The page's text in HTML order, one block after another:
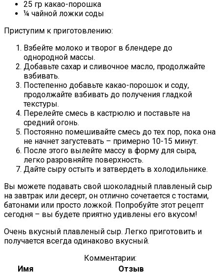
25 гр какао-порошка
¼ чайной ложки соды
Приступим к приготовлению:
Взбейте молоко и творог в блендере до
однородной массы.
Добавьте сахар и сливочное масло, продолжайте
взбивать.
Постепенно добавьте какао-порошок и соду,
продолжайте взбивать до получения гладкой
текстуры.
Перелейте смесь в кастрюлю и поставьте на
средний огонь.
Постоянно помешивайте смесь до тех пор, пока она
не начнет загустевать – примерно 10-15 минут.
После этого вылейте массу в форму для сыра,
легко разровняйте поверхность.
Дайте сыру остыть и затвердеть в холодильнике.
Вы можете подавать свой шоколадный плавленый сыр
на завтрак или десерт, он отлично сочетается с тостами,
батонами или просто ложкой. Попробуйте этот рецепт
сегодня – вы будете приятно удивлены его вкусом!
Очень вкусный плавленый сыр. Легко приготовить и
получается всегда одинаково вкусный.
Комментарии:
Имя
Отзыв